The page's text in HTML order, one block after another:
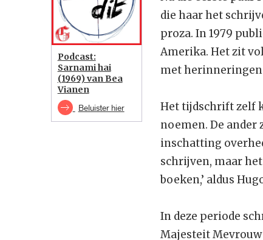
Podcast:
Sarnami hai
(1969) van Bea
Vianen
Beluister hier
die haar het
proza. In 1979
Amerika. Het zit
met herinneringen
Het tijdschrift zelf
noemen. De ander
inschatting
schrijven, maar
boeken,’ aldus
In deze periode
Majesteit Mevrouw